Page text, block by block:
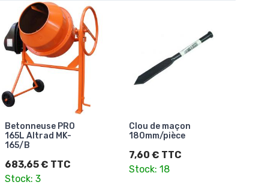
Betonneuse PRO
165L Altrad MK-
165/B
683,65 € TTC
Stock: 3
Clou de maçon
180mm/pièce
7,60 € TTC
Stock: 18